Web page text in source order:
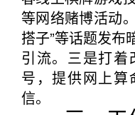
等网络赌博活动
搭子”等话题发布
引流。三是打
号，提供网上
信。